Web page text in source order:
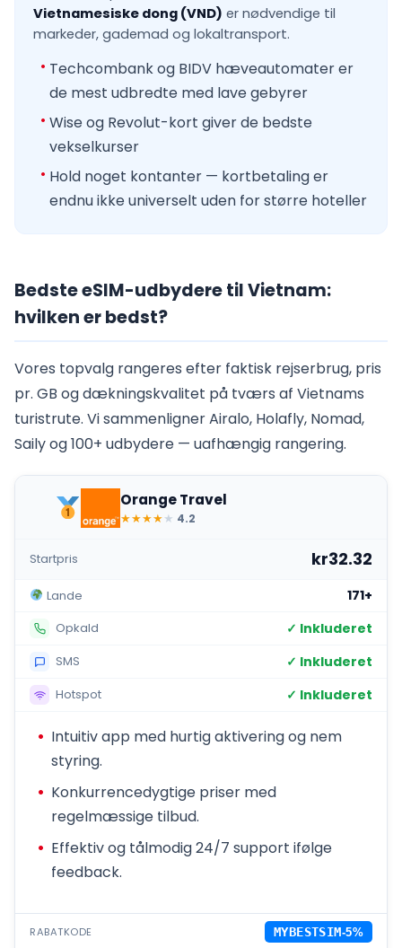
Vietnamesiske dong (VND) er nødvendige til
markeder, gademad og lokaltransport.
Techcombank og BIDV hæveautomater er
de mest udbredte med lave gebyrer
Wise og Revolut-kort giver de bedste
vekselkurser
Hold noget kontanter — kortbetaling er
endnu ikke universelt uden for større hoteller
Bedste eSIM-udbydere til Vietnam:
hvilken er bedst?
Vores topvalg rangeres efter faktisk rejserbrug, pris
pr. GB og dækningskvalitet på tværs af Vietnams
turistrute. Vi sammenligner Airalo, Holafly, Nomad,
Saily og 100+ udbydere — uafhængig rangering.
Orange Travel
★★★★★ 4.2
Startpris kr32.32
Lande 171+
Opkald ✓ Inkluderet
SMS ✓ Inkluderet
Hotspot ✓ Inkluderet
Intuitiv app med hurtig aktivering og nem
styring.
Konkurrencedygtige priser med
regelmæssige tilbud.
Effektiv og tålmodig 24/7 support ifølge
feedback.
RABATKODE MYBESTSIM-5%